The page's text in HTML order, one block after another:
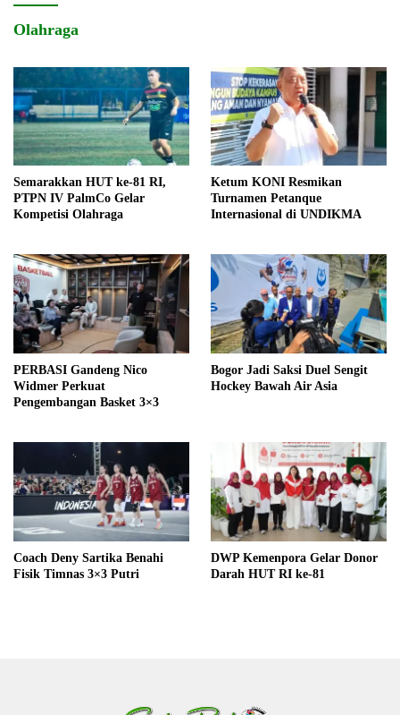
Olahraga
Semarakkan HUT ke-81 RI,
PTPN IV PalmCo Gelar
Kompetisi Olahraga
Ketum KONI Resmikan
Turnamen Petanque
Internasional di UNDIKMA
PERBASI Gandeng Nico
Widmer Perkuat
Pengembangan Basket 3×3
Bogor Jadi Saksi Duel Sengit
Hockey Bawah Air Asia
Coach Deny Sartika Benahi
Fisik Timnas 3×3 Putri
DWP Kemenpora Gelar Donor
Darah HUT RI ke-81